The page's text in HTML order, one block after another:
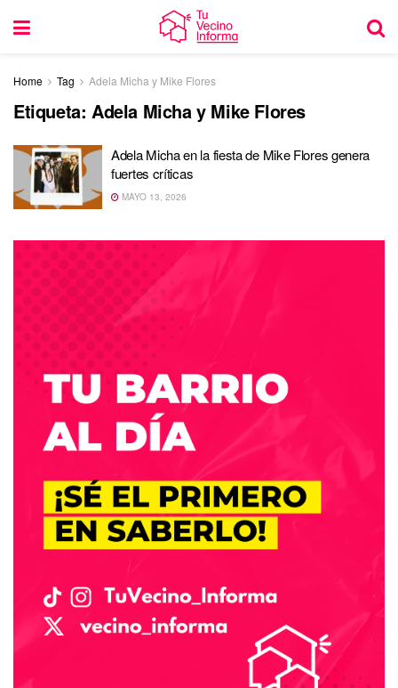
Home Tag Adela Micha y Mike Flores
Etiqueta: Adela Micha y Mike Flores
Adela Micha en la fiesta de Mike Flores genera
fuertes críticas
MAYO 13, 2026